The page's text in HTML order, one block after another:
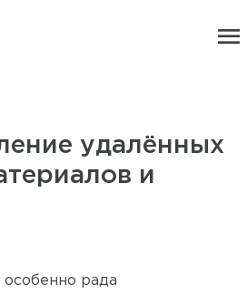
menu
удалённых
и
рада